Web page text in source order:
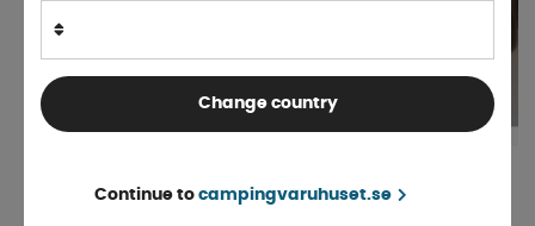
Change country
Continue to campingvaruhuset.se